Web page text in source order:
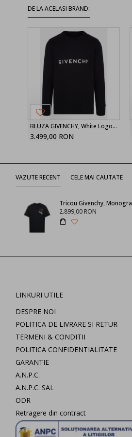
DE LA ACELASI BRAND:
BLUZA GIVENCHY, White Logo, Negru
3.499,00 RON
VAZUTE RECENT CELE MAI CAUTATE
2.899,00 RON
LINKURI UTILE
DESPRE NOI
POLITICA DE LIVRARE SI RETUR
TERMENI & CONDITII
POLITICA CONFIDENTIALITATE
GARANTIE
A.N.P.C.
A.N.P.C. SAL
ODR
Retragere din contract